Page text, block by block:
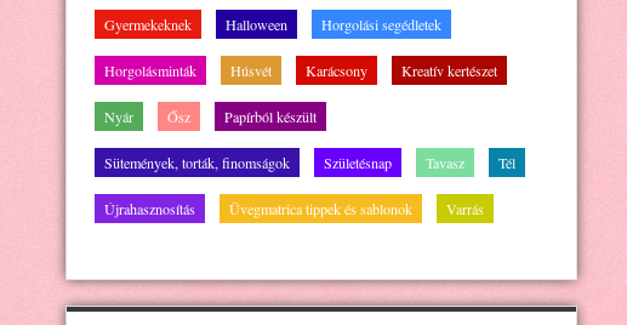
Gyermekeknek Halloween Horgolási segédletek
Horgolásminták Húsvét Karácsony Kreatív kertészet
Nyár Ősz Papírból készült
Sütemények, torták, finomságok Születésnap Tavasz Tél
Újrahasznosítás Üvegmatrica tippek és sablonok Varrás